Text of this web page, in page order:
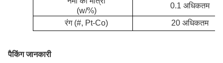
(w/%)
0.1 अधिकतम
रंग (#, Pt-Co) 20 अधिकतम
पैकिंग जानकारी